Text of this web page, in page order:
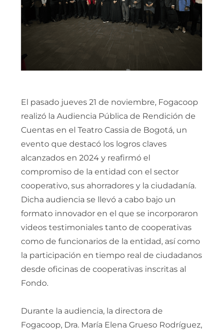
El pasado jueves 21 de noviembre, Fogacoop
realizó la Audiencia Pública de Rendición de
Cuentas en el Teatro Cassia de Bogotá, un
evento que destacó los logros claves
alcanzados en 2024 y reafirmó el
compromiso de la entidad con el sector
cooperativo, sus ahorradores y la ciudadanía.
Dicha audiencia se llevó a cabo bajo un
formato innovador en el que se incorporaron
videos testimoniales tanto de cooperativas
como de funcionarios de la entidad, así como
la participación en tiempo real de ciudadanos
desde oficinas de cooperativas inscritas al
Fondo.
Durante la audiencia, la directora de
Fogacoop, Dra. María Elena Grueso Rodríguez,